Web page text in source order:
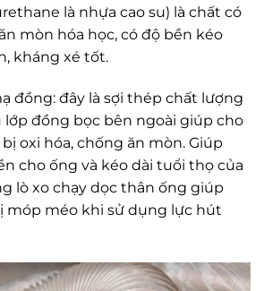
là nhựa cao su) là chất có
mòn hóa học, có độ bền kéo
kháng xé tốt.
đồng: đây là sợi thép chất lượng
lớp đồng bọc bên ngoài giúp cho
oxi hóa, chống ăn mòn. Giúp
cho ống và kéo dài tuổi thọ của
lò xo chạy dọc thân ống giúp
móp méo khi sử dụng lực hút